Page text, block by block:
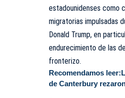
estadounidenses como
migratorias impulsadas
Donald Trump, en
endurecimiento de las
fronterizo.
Recomendamos leer:
de Canterbury